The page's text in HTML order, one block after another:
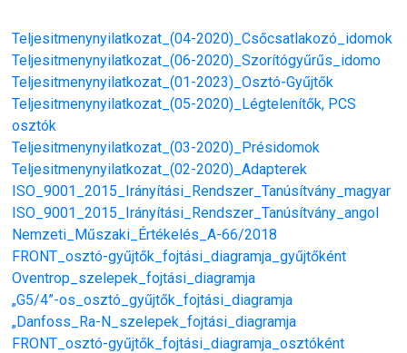
Teljesitmenynyilatkozat_(04-2020)_Csőcsatlakozó_idomok
Teljesitmenynyilatkozat_(06-2020)_Szorítógyűrűs_idomo
Teljesitmenynyilatkozat_(01-2023)_Osztó-Gyűjtők
Teljesitmenynyilatkozat_(05-2020)_Légtelenítők, PCS
osztók
Teljesitmenynyilatkozat_(03-2020)_Présidomok
Teljesitmenynyilatkozat_(02-2020)_Adapterek
ISO_9001_2015_Irányítási_Rendszer_Tanúsítvány_magyar
ISO_9001_2015_Irányítási_Rendszer_Tanúsítvány_angol
Nemzeti_Műszaki_Értékelés_A-66/2018
FRONT_osztó-gyűjtők_fojtási_diagramja_gyűjtőként
Oventrop_szelepek_fojtási_diagramja
„G5/4”-os_osztó_gyűjtők_fojtási_diagramja
„Danfoss_Ra-N_szelepek_fojtási_diagramja
FRONT_osztó-gyűjtők_fojtási_diagramja_osztóként